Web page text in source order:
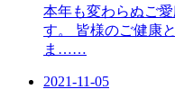
本年も変わらぬご
す。 皆様のご健康
ま……
2021-11-05